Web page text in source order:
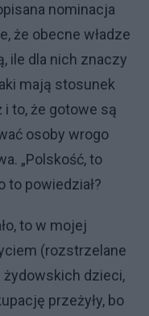
nominacja
że obecne władze
ile dla nich znaczy
mają stosunek
to, że gotowe są
osoby wrogo
„Polskość, to
to powiedział?
to w mojej
(rozstrzelane
żydowskich dzieci,
przeżyły, bo